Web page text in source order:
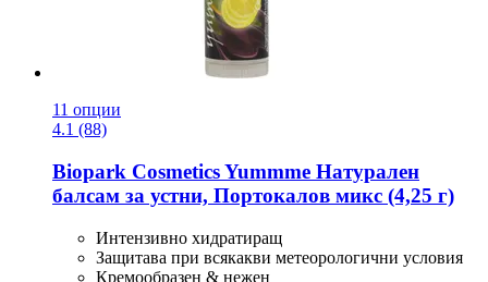
11 опции
4.1 (88)
Biopark CosmeticsYummme Натурален
балсам за устни, Портокалов микс (4,25 г)
Интензивно хидратиращ
Защитава при всякакви метеорологични условия
Кремообразен & нежен